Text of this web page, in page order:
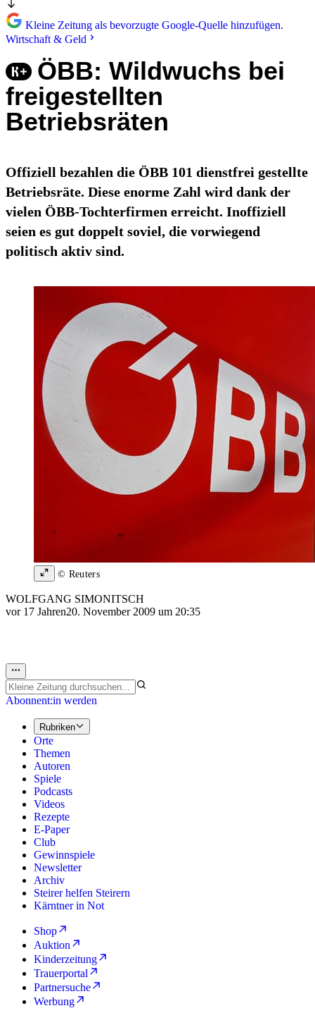
Kleine Zeitung als bevorzugte Google-Quelle hinzufügen.
Wirtschaft & Geld
ÖBB: Wildwuchs bei
freigestellten
Betriebsräten
Offiziell bezahlen die ÖBB 101 dienstfrei gestellte
Betriebsräte. Diese enorme Zahl wird dank der
vielen ÖBB-Tochterfirmen erreicht. Inoffiziell
seien es gut doppelt soviel, die vorwiegend
politisch aktiv sind.
© Reuters
WOLFGANG SIMONITSCH
vor 17 Jahren20. November 2009 um 20:35
Abonnent:in werden
Rubriken
Orte
Themen
Autoren
Spiele
Podcasts
Videos
Rezepte
E-Paper
Club
Gewinnspiele
Newsletter
Archiv
Steirer helfen Steirern
Kärntner in Not
Shop
Auktion
Kinderzeitung
Trauerportal
Partnersuche
Werbung